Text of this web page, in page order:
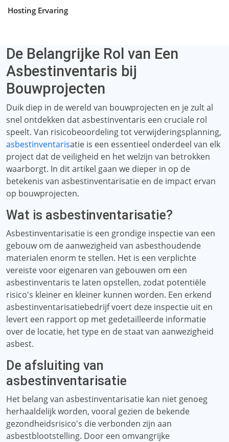
Hosting Ervaring
De Belangrijke Rol van Een
Asbestinventaris bij
Bouwprojecten
Duik diep in de wereld van bouwprojecten en je zult al
snel ontdekken dat asbestinventaris een cruciale rol
speelt. Van risicobeoordeling tot verwijderingsplanning,
asbestinventarisatie is een essentieel onderdeel van elk
project dat de veiligheid en het welzijn van betrokken
waarborgt. In dit artikel gaan we dieper in op de
betekenis van asbestinventarisatie en de impact ervan
op bouwprojecten.
Wat is asbestinventarisatie?
Asbestinventarisatie is een grondige inspectie van een
gebouw om de aanwezigheid van asbesthoudende
materialen enorm te stellen. Het is een verplichte
vereiste voor eigenaren van gebouwen om een ​​
asbestinventaris te laten opstellen, zodat potentiële
risico's kleiner en kleiner kunnen worden. Een erkend
asbestinventarisatiebedrijf voert deze inspectie uit en
levert een rapport op met gedetailleerde informatie
over de locatie, het type en de staat van aanwezigheid
asbest.
De afsluiting van
asbestinventarisatie
Het belang van asbestinventarisatie kan niet genoeg
herhaaldelijk worden, vooral gezien de bekende
gezondheidsrisico's die verbonden zijn aan
asbestblootstelling. Door een omvangrijke